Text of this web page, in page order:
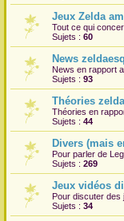
Jeux Zelda
Tout ce qui
Sujets : 60
News
News en rapport
Sujets : 93
Théories
Théories en
Sujets : 44
Divers (mais
Pour parler de
Sujets : 269
Jeux vidéos
Pour discuter des
Sujets : 34